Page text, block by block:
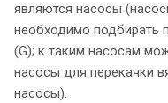
являются насосы
необходимо
(G); к таким насосам
насосы для перекачки
насосы).